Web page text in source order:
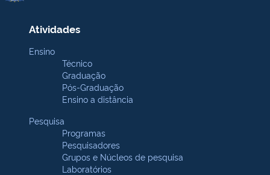
Atividades
Ensino
Técnico
Graduação
Pós-Graduação
Ensino a distância
Pesquisa
Programas
Pesquisadores
Grupos e Núcleos de pesquisa
Laboratórios